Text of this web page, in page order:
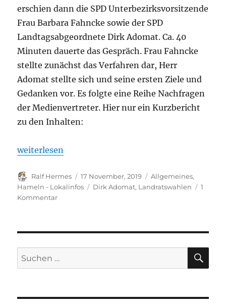
erschien dann die SPD Unterbezirksvorsitzende
Frau Barbara Fahncke sowie der SPD
Landtagsabgeordnete Dirk Adomat. Ca. 40
Minuten dauerte das Gespräch. Frau Fahncke
stellte zunächst das Verfahren dar, Herr
Adomat stellte sich und seine ersten Ziele und
Gedanken vor. Es folgte eine Reihe Nachfragen
der Medienvertreter. Hier nur ein Kurzbericht
zu den Inhalten:
„SPD Kandidatennominierung – Dirk Adomat wird
weiterlesen
Autor
Ralf Hermes
Veröffentlicht
am
17 November, 2019 Kategorien
Allgemeines,
Hameln - Lokalinfos
Schlagwörter
Dirk Adomat, Landratswahlen
1
Kommentarzu
Adomat
wird
als
Suchen
nach: